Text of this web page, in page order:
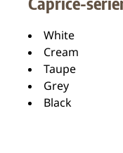
White
Cream
Taupe
Grey
Black